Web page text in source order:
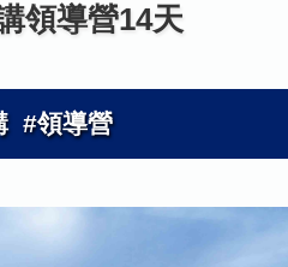
領導營14天
#領導營